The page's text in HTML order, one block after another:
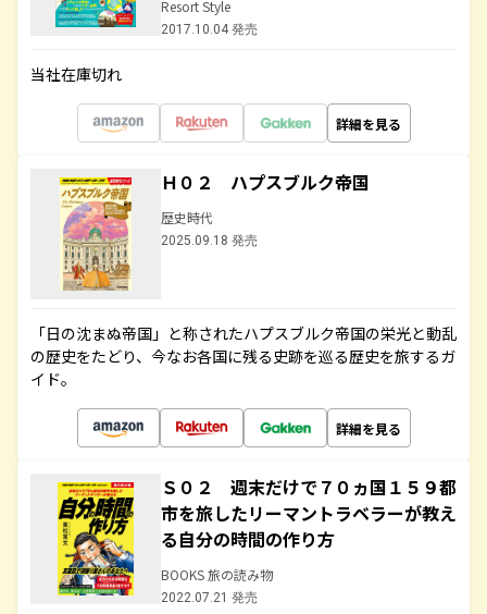
Resort Style
2017.10.04 発売
当社在庫切れ
詳細を見る
Ｈ０２ ハプスブルク帝国
歴史時代
2025.09.18 発売
「日の沈まぬ帝国」と称されたハプスブルク帝国の栄光と動乱
の歴史をたどり、今なお各国に残る史跡を巡る歴史を旅するガ
イド。
詳細を見る
Ｓ０２ 週末だけで７０ヵ国１５９都
市を旅したリーマントラベラーが教え
る自分の時間の作り方
BOOKS 旅の読み物
2022.07.21 発売